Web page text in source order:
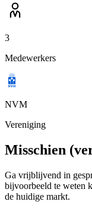
3
Medewerkers
NVM
Vereniging
Misschien
Ga vrijblijvend in
bijvoorbeeld te weten
de huidige markt.